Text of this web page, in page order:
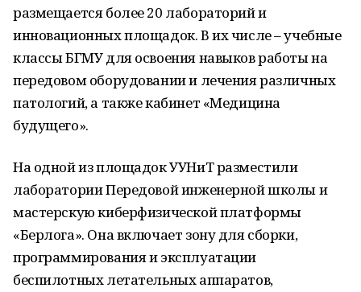
размещается более 20 лабораторий и
инновационных площадок. В их числе – учебные
классы БГМУ для освоения навыков работы на
передовом оборудовании и лечения различных
патологий, а также кабинет «Медицина
будущего».
На одной из площадок УУНиТ разместили
лаборатории Передовой инженерной школы и
мастерскую киберфизической платформы
«Берлога». Она включает зону для сборки,
программирования и эксплуатации
беспилотных летательных аппаратов,